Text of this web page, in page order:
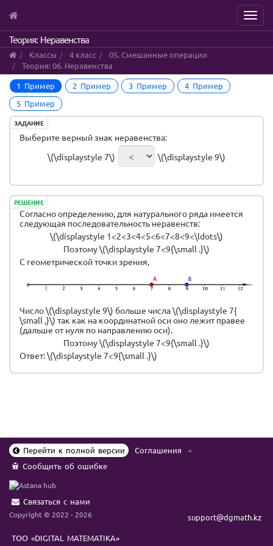
Skip
to
main
content
Menu
Теория: Неравенства
Классы 4 класс
05. Смешанные операции
Теория: 06. Неравенства
1 Пример
2 Пример 3 Пример
4 Пример
5 Пример
ЗАДАНИЕ
Выберите верный знак неравенства:
\(\displaystyle 7\)
\(\displaystyle 9\)
РЕШЕНИЕ
Согласно определению, для натурального ряда имеется
следующая последовательность неравенств:
\(\displaystyle 1<2<3<4<5<6<7<8<9<\ldots\)
Поэтому \(\displaystyle 7<9{\small .}\)
С геометрической точки зрения,
Число \(\displaystyle 9\) больше числа \(\displaystyle 7{
\small ,}\) так как на координатной оси оно лежит правее
(дальше от нуля по направлению оси).
Поэтому \(\displaystyle 7<9{\small .}\)
Ответ: \(\displaystyle 7<9{\small .}\)
Перейти к полной версии
Соглашения
Сообщить об ошибке
Связаться с нами
Copyright © 2022 - 2026
ТОО «DIGITAL MATEMATIKA»
support@dgmath.kz